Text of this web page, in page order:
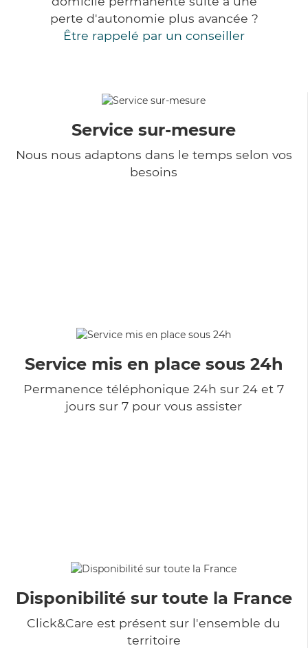
perte d'autonomie plus avancée ?
Être rappelé par un conseiller
Service sur-mesure
Nous nous adaptons dans le temps selon vos
besoins
Service mis en place sous 24h
Permanence téléphonique 24h sur 24 et 7
jours sur 7 pour vous assister
Disponibilité sur toute la France
Click&Care est présent sur l'ensemble du
territoire